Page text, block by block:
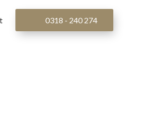
0318 - 240 274